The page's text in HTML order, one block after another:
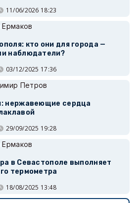
11/06/2026 18:23
Ермаков
кто они для города —
наблюдатели?
03/12/2025 17:36
Петров
нержавеющие сердца
29/09/2025 19:28
Ермаков
в Севастополе выполняет
термометра
18/08/2025 13:48